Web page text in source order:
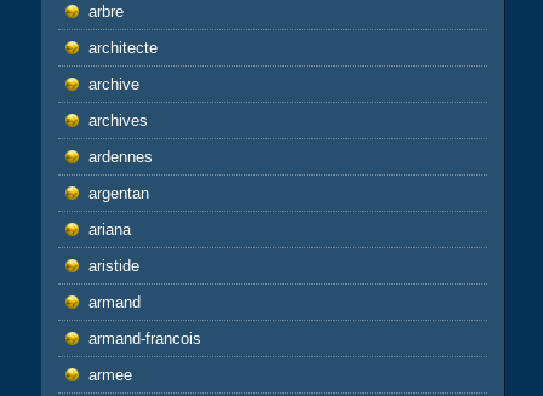
arbre
architecte
archive
archives
ardennes
argentan
ariana
aristide
armand
armand-francois
armee